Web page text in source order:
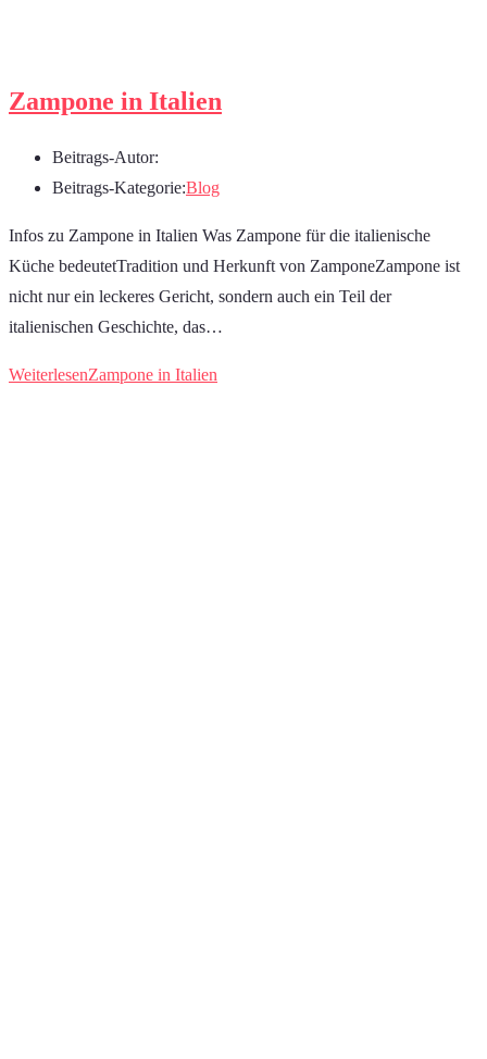
Zampone in Italien
Beitrags-Autor:
Beitrags-Kategorie:Blog
Infos zu Zampone in Italien Was Zampone für die italienische
Küche bedeutetTradition und Herkunft von ZamponeZampone ist
nicht nur ein leckeres Gericht, sondern auch ein Teil der
italienischen Geschichte, das…
WeiterlesenZampone in Italien